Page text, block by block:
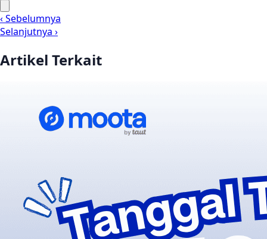
‹ Sebelumnya
Selanjutnya ›
Artikel Terkait